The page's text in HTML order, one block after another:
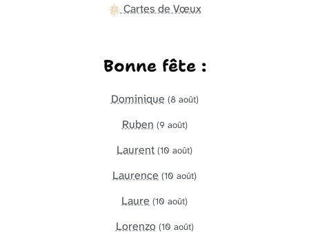
Cartes de Vœux
Bonne fête :
Dominique (8 août)
Ruben (9 août)
Laurent (10 août)
Laurence (10 août)
Laure (10 août)
Lorenzo (10 août)